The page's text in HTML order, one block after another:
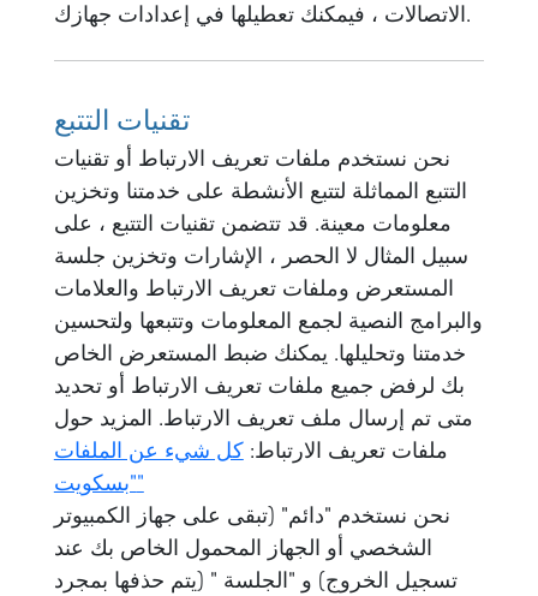
الاتصالات ، فيمكنك تعطيلها في إعدادات جهازك.
تقنيات التتبع
نحن نستخدم ملفات تعريف الارتباط أو تقنيات
التتبع المماثلة لتتبع الأنشطة على خدمتنا وتخزين
معلومات معينة. قد تتضمن تقنيات التتبع ، على
سبيل المثال لا الحصر ، الإشارات وتخزين جلسة
المستعرض وملفات تعريف الارتباط والعلامات
والبرامج النصية لجمع المعلومات وتتبعها ولتحسين
خدمتنا وتحليلها. يمكنك ضبط المستعرض الخاص
بك لرفض جميع ملفات تعريف الارتباط أو تحديد
متى تم إرسال ملف تعريف الارتباط. المزيد حول
ملفات تعريف الارتباط:كل شيء عن الملفات
"بسكويت"
نحن نستخدم "دائم" (تبقى على جهاز الكمبيوتر
الشخصي أو الجهاز المحمول الخاص بك عند
تسجيل الخروج) و "الجلسة " (يتم حذفها بمجرد